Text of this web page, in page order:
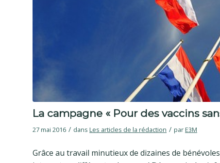
La campagne « Pour des vaccins
27 mai 2016 / dans Les articles de la rédaction / parE3M
Grâce au travail minutieux de dizaines de